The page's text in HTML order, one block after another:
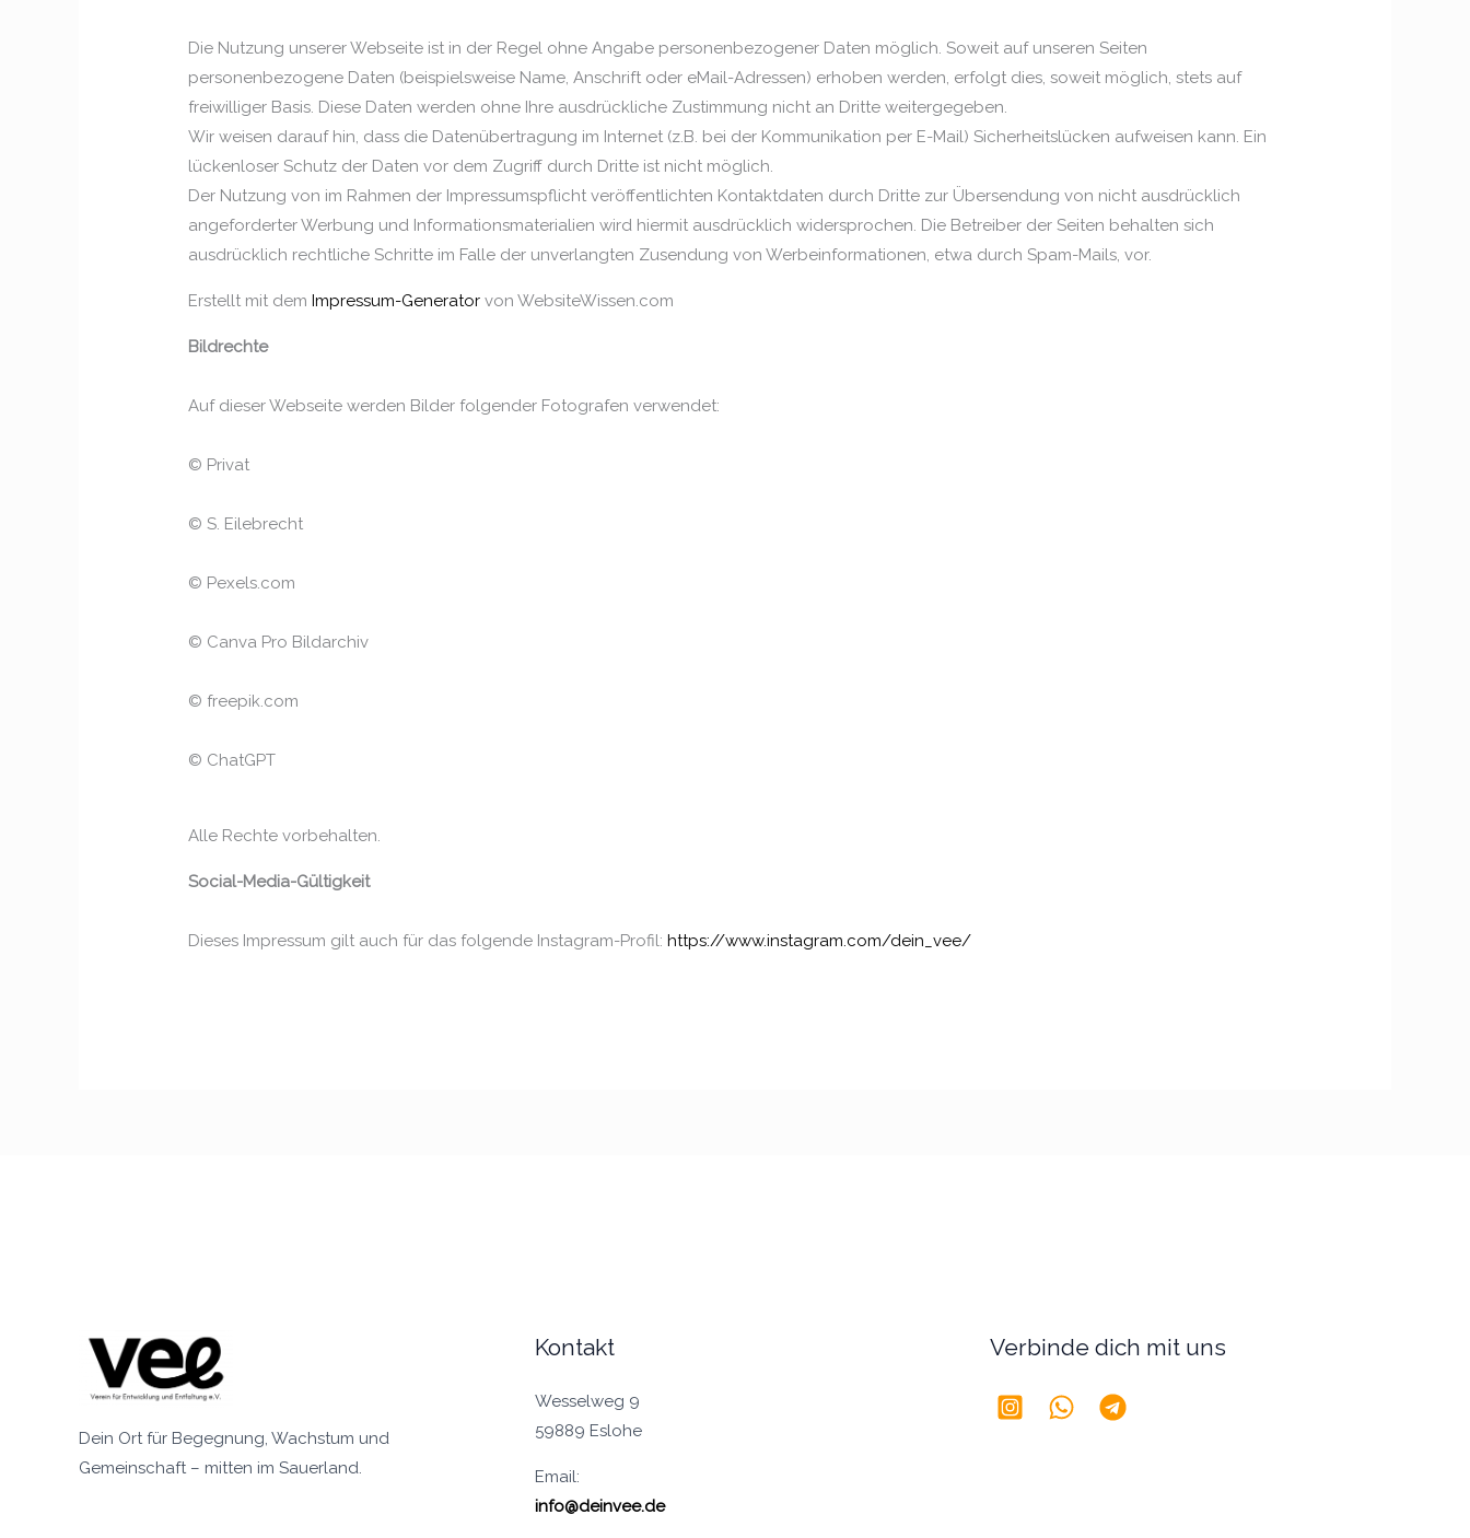
Die Nutzung unserer Webseite ist in der Regel ohne Angabe personenbezogener Daten möglich. Soweit auf unseren Seiten
personenbezogene Daten (beispielsweise Name, Anschrift oder eMail-Adressen) erhoben werden, erfolgt dies, soweit möglich, stets auf
freiwilliger Basis. Diese Daten werden ohne Ihre ausdrückliche Zustimmung nicht an Dritte weitergegeben.
Wir weisen darauf hin, dass die Datenübertragung im Internet (z.B. bei der Kommunikation per E-Mail) Sicherheitslücken aufweisen kann. Ein
lückenloser Schutz der Daten vor dem Zugriff durch Dritte ist nicht möglich.
Der Nutzung von im Rahmen der Impressumspflicht veröffentlichten Kontaktdaten durch Dritte zur Übersendung von nicht ausdrücklich
angeforderter Werbung und Informationsmaterialien wird hiermit ausdrücklich widersprochen. Die Betreiber der Seiten behalten sich
ausdrücklich rechtliche Schritte im Falle der unverlangten Zusendung von Werbeinformationen, etwa durch Spam-Mails, vor.
Erstellt mit demImpressum-Generator von WebsiteWissen.com
Bildrechte
Auf dieser Webseite werden Bilder folgender Fotografen verwendet:
© Privat
© S. Eilebrecht
© Pexels.com
© Canva Pro Bildarchiv
© freepik.com
© ChatGPT
Alle Rechte vorbehalten.
Social-Media-Gültigkeit
Dieses Impressum gilt auch für das folgende Instagram-Profil:https://www.instagram.com/dein_vee/
Dein Ort für Begegnung, Wachstum und
Gemeinschaft – mitten im Sauerland.
Kontakt
Wesselweg 9
59889 Eslohe
Email:
info@deinvee.de
Verbinde dich mit uns